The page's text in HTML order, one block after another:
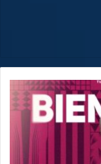
¡Confirmado!
Paulo
César
Wanchope